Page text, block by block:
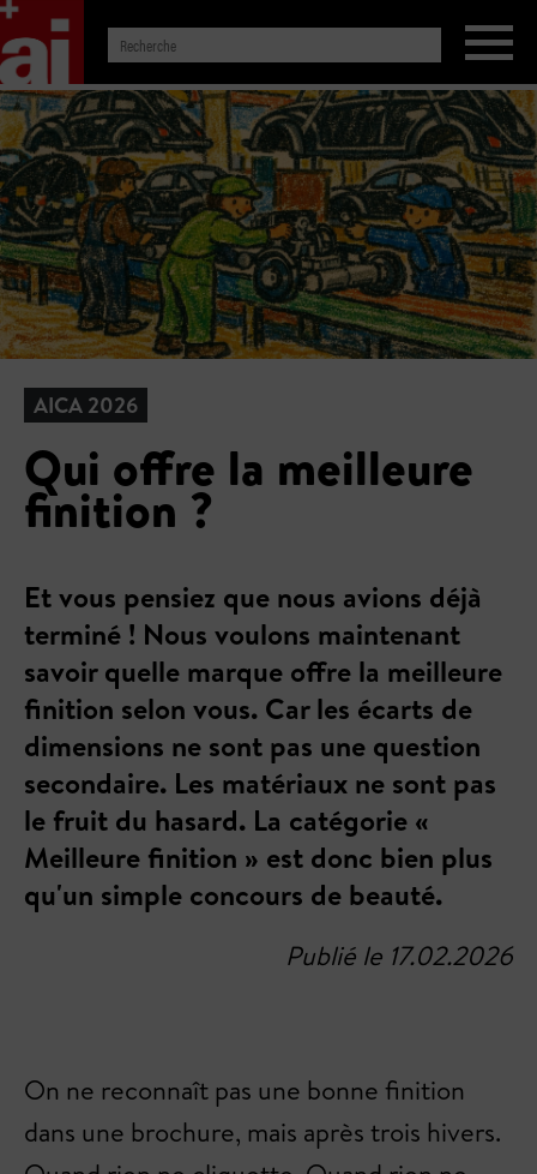
AICA 2026
Qui offre la meilleure
finition ?
Et vous pensiez que nous avions déjà
terminé ! Nous voulons maintenant
savoir quelle marque offre la meilleure
finition selon vous. Car les écarts de
dimensions ne sont pas une question
secondaire. Les matériaux ne sont pas
le fruit du hasard. La catégorie «
Meilleure finition » est donc bien plus
qu'un simple concours de beauté.
Publié le 17.02.2026
On ne reconnaît pas une bonne finition
dans une brochure, mais après trois hivers.